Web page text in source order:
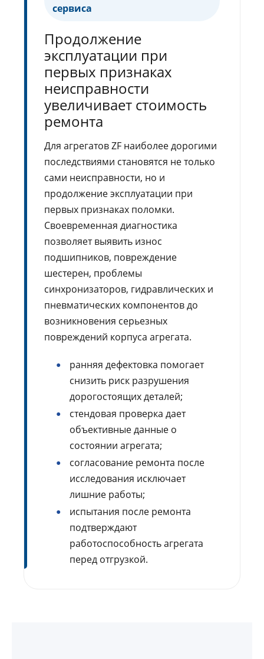
сервиса
Продолжение
эксплуатации при
первых признаках
неисправности
увеличивает стоимость
ремонта
Для агрегатов ZF наиболее дорогими
последствиями становятся не только
сами неисправности, но и
продолжение эксплуатации при
первых признаках поломки.
Своевременная диагностика
позволяет выявить износ
подшипников, повреждение
шестерен, проблемы
синхронизаторов, гидравлических и
пневматических компонентов до
возникновения серьезных
повреждений корпуса агрегата.
ранняя дефектовка помогает
снизить риск разрушения
дорогостоящих деталей;
стендовая проверка дает
объективные данные о
состоянии агрегата;
согласование ремонта после
исследования исключает
лишние работы;
испытания после ремонта
подтверждают
работоспособность агрегата
перед отгрузкой.